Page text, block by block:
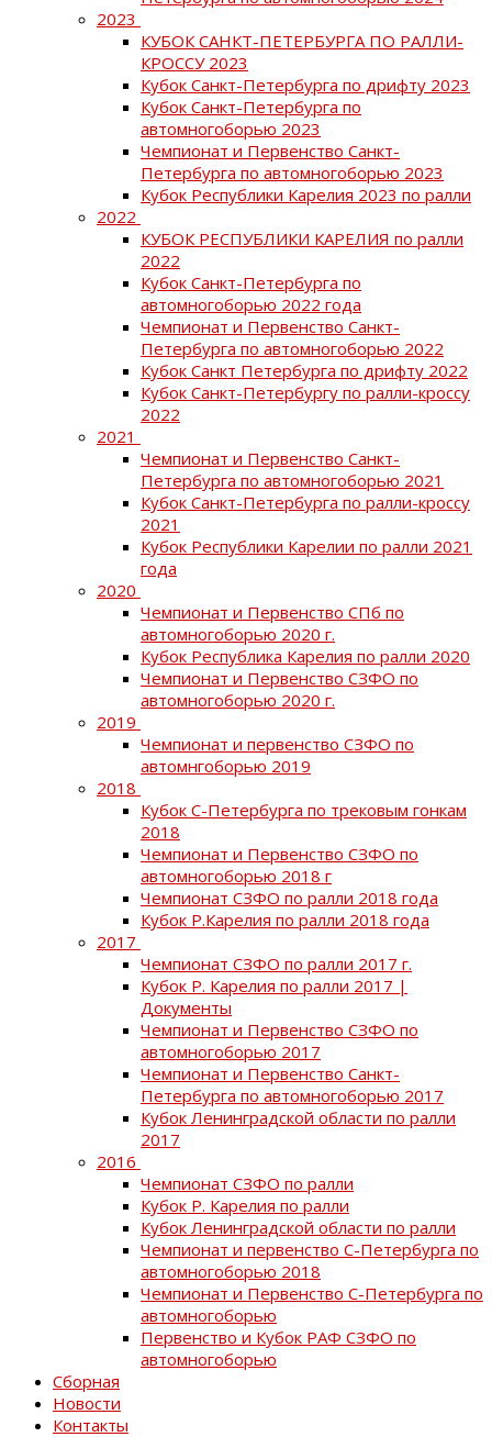
2023
КУБОК САНКТ-ПЕТЕРБУРГА ПО РАЛЛИ-
КРОССУ 2023
Кубок Санкт-Петербурга по дрифту 2023
Кубок Санкт-Петербурга по
автомногоборью 2023
Чемпионат и Первенство Санкт-
Петербурга по автомногоборью 2023
Кубок Республики Карелия 2023 по ралли
2022
КУБОК РЕСПУБЛИКИ КАРЕЛИЯ по ралли
2022
Кубок Санкт-Петербурга по
автомногоборью 2022 года
Чемпионат и Первенство Санкт-
Петербурга по автомногоборью 2022
Кубок Санкт Петербурга по дрифту 2022
Кубок Санкт-Петербургу по ралли-кроссу
2022
2021
Чемпионат и Первенство Санкт-
Петербурга по автомногоборью 2021
Кубок Санкт-Петербурга по ралли-кроссу
2021
Кубок Республики Карелии по ралли 2021
года
2020
Чемпионат и Первенство СПб по
автомногоборью 2020 г.
Кубок Республика Карелия по ралли 2020
Чемпионат и Первенство СЗФО по
автомногоборью 2020 г.
2019
Чемпионат и первенство СЗФО по
автомнгоборью 2019
2018
Кубок С-Петербурга по трековым гонкам
2018
Чемпионат и Первенство СЗФО по
автомногоборью 2018 г
Чемпионат СЗФО по ралли 2018 года
Кубок Р.Карелия по ралли 2018 года
2017
Чемпионат СЗФО по ралли 2017 г.
Кубок Р. Карелия по ралли 2017 |
Документы
Чемпионат и Первенство СЗФО по
автомногоборью 2017
Чемпионат и Первенство Санкт-
Петербурга по автомногоборью 2017
Кубок Ленинградской области по ралли
2017
2016
Чемпионат СЗФО по ралли
Кубок Р. Карелия по ралли
Кубок Ленинградской области по ралли
Чемпионат и первенство С-Петербурга по
автомногоборью 2018
Чемпионат и Первенство С-Петербурга по
автомногоборью
Первенство и Кубок РАФ СЗФО по
автомногоборью
Сборная
Новости
Контакты